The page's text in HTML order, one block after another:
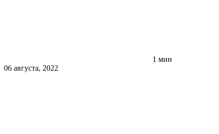
1 мин
06 августа, 2022